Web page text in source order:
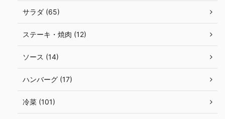
サラダ (65)
ステーキ・焼肉 (12)
ソース (14)
ハンバーグ (17)
冷菜 (101)